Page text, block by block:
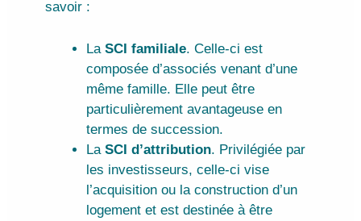
savoir :
LaSCI familiale. Celle-ci est
composée d’associés venant d’une
même famille. Elle peut être
particulièrement avantageuse en
termes de succession.
LaSCI d’attribution. Privilégiée par
les investisseurs, celle-ci vise
l’acquisition ou la construction d’un
logement et est destinée à être